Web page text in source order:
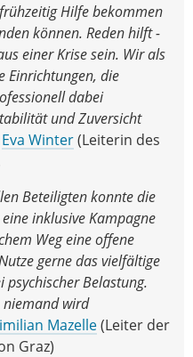
Hilfe bekommen
können. Reden hilft -
einer Krise sein. Wir als
Einrichtungen, die
dabei
und Zuversicht
Eva Winter(Leiterin des
Beteiligten konnte die
inklusive Kampagne
Weg eine offene
gerne das vielfältige
Belastung.
wird
Mazelle(Leiter der
Graz)